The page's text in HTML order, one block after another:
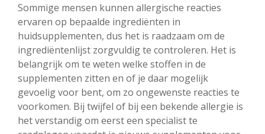
Sommige mensen kunnen allergische reacties
ervaren op bepaalde ingrediënten in
huidsupplementen, dus het is raadzaam om de
ingrediëntenlijst zorgvuldig te controleren. Het is
belangrijk om te weten welke stoffen in de
supplementen zitten en of je daar mogelijk
gevoelig voor bent, om zo ongewenste reacties te
voorkomen. Bij twijfel of bij een bekende allergie is
het verstandig om eerst een specialist te